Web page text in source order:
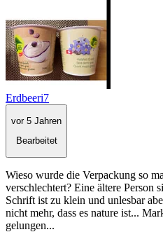
Erdbeeri7
vor 5 Jahren
Bearbeitet
Wieso wurde die Verpackung so
verschlechtert? Eine ältere Person
Schrift ist zu klein und unlesbar
nicht mehr, dass es nature ist...
gelungen...